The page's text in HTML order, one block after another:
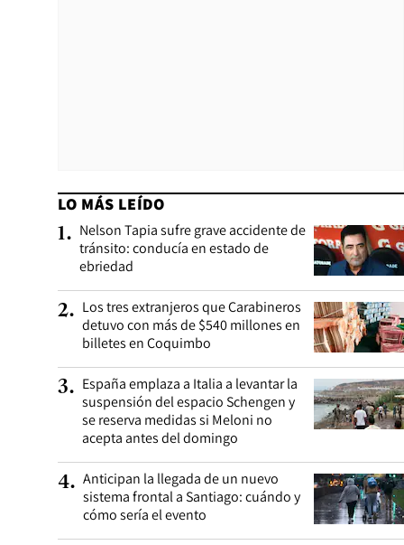
LO MÁS LEÍDO
1. Nelson Tapia sufre grave accidente de
tránsito: conducía en estado de
ebriedad
2. Los tres extranjeros que Carabineros
detuvo con más de $540 millones en
billetes en Coquimbo
3. España emplaza a Italia a levantar la
suspensión del espacio Schengen y
se reserva medidas si Meloni no
acepta antes del domingo
4. Anticipan la llegada de un nuevo
sistema frontal a Santiago: cuándo y
cómo sería el evento